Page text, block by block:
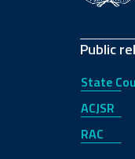
Public
State
ACJSR
RAC